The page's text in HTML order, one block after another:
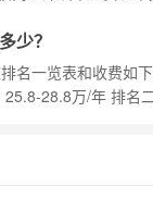
中国扎实的基础教
国灵魂，国际视野”
少？
名一览表和收费如下
28.8万/年 排名